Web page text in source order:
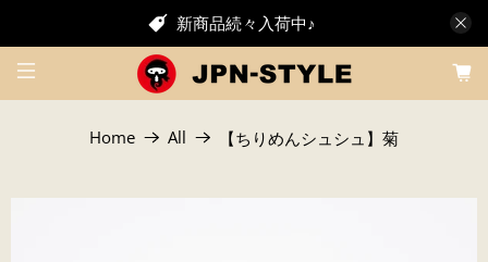
新商品続々入荷中♪
Home All 【ちりめんシュシュ】菊